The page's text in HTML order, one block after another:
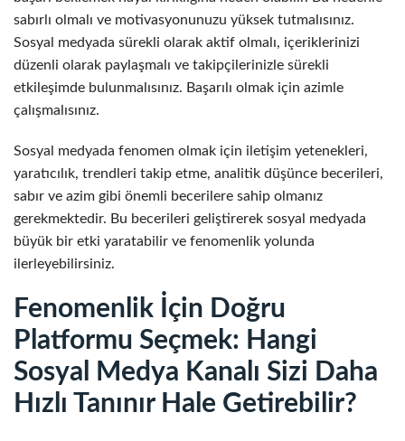
sabırlı olmalı ve motivasyonunuzu yüksek tutmalısınız.
Sosyal medyada sürekli olarak aktif olmalı, içeriklerinizi
düzenli olarak paylaşmalı ve takipçilerinizle sürekli
etkileşimde bulunmalısınız. Başarılı olmak için azimle
çalışmalısınız.
Sosyal medyada fenomen olmak için iletişim yetenekleri,
yaratıcılık, trendleri takip etme, analitik düşünce becerileri,
sabır ve azim gibi önemli becerilere sahip olmanız
gerekmektedir. Bu becerileri geliştirerek sosyal medyada
büyük bir etki yaratabilir ve fenomenlik yolunda
ilerleyebilirsiniz.
Fenomenlik İçin Doğru
Platformu Seçmek: Hangi
Sosyal Medya Kanalı Sizi Daha
Hızlı Tanınır Hale Getirebilir?